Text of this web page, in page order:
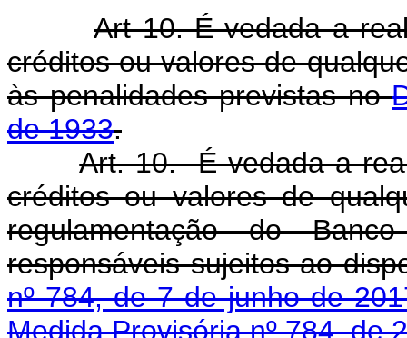
Art 10. É vedada a
créditos ou valores de
às penalidades previstas no
de 1933.
Art. 10. É vedada a
créditos ou valores de
regulamentação do
responsáveis sujeitos ao
nº 784, de 7 de junho de
Medida Provisória nº 784, de